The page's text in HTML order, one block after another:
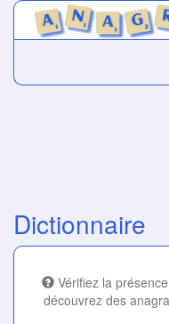
Dictionnaire
Vérifiez la
découvrez des